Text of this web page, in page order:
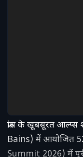
फ्रांस के खूबसूरत आल्प्स
Bains) में आयोजित
Summit 2026) में